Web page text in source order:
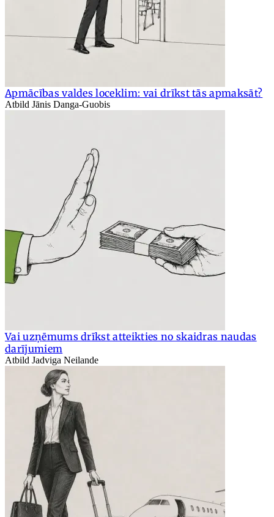
Apmācības valdes loceklim: vai drīkst tās apmaksāt?
Atbild Jānis Danga-Guobis
Vai uzņēmums drīkst atteikties no skaidras naudas
darījumiem
Atbild Jadviga Neilande